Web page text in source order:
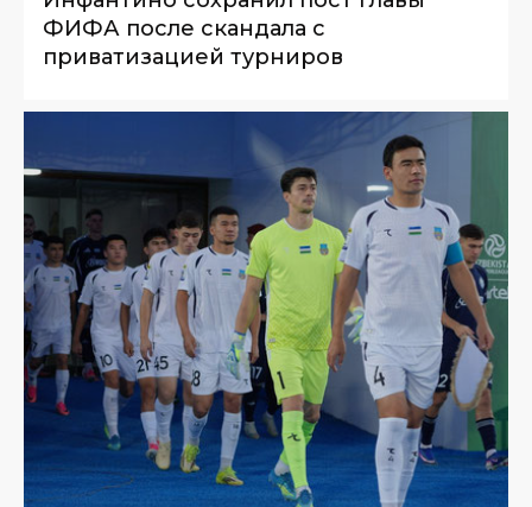
ФИФА после скандала с
приватизацией турниров